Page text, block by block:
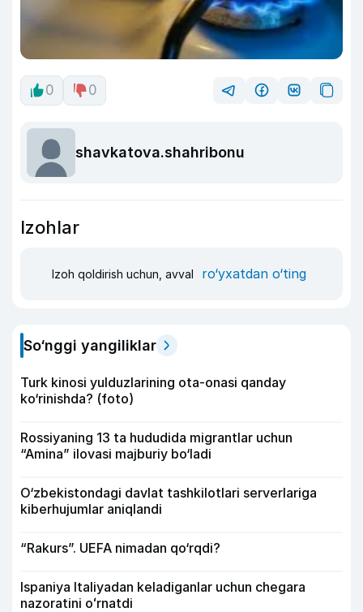
0 0
shavkatova.shahribonu
Izohlar
Izoh qoldirish uchun, avval ro‘yxatdan o‘ting
So‘nggi yangiliklar
Turk kinosi yulduzlarining ota-onasi qanday
ko‘rinishda? (foto)
Rossiyaning 13 ta hududida migrantlar uchun
“Amina” ilovasi majburiy bo‘ladi
O‘zbekistondagi davlat tashkilotlari serverlariga
kiberhujumlar aniqlandi
“Rakurs”. UEFA nimadan qo‘rqdi?
Ispaniya Italiyadan keladiganlar uchun chegara
nazoratini oʻrnatdi